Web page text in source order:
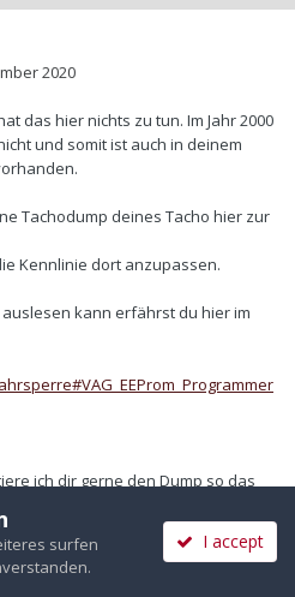
2020
das hier nichts zu tun. Im Jahr 2000
und somit ist auch in deinem
Tachodump deines Tacho hier zur
Kennlinie dort anzupassen.
kann erfährst du hier im
ich dir gerne den Dump so das
dauern - die Familie(n) sind zu
surfen
I accept